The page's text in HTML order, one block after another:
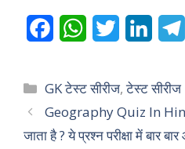
c
e
b
W
a
t
s
i
t
t
n
k
e
Categories
GK टेस्ट सीरीज,टेस्ट सीरीज
Geography Quiz In
जाता है ? ये प्रश्न परीक्षा में बार